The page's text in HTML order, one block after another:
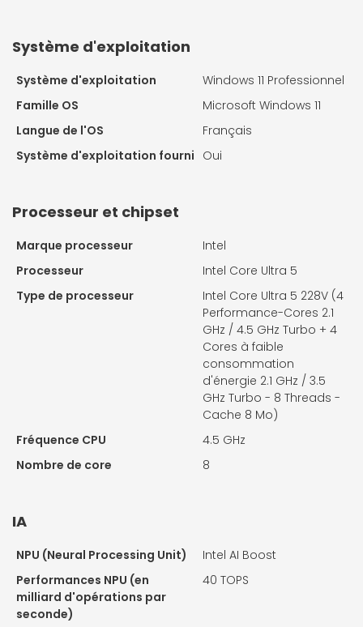
Système d'exploitation
Système d'exploitation
Windows 11 Professionnel
Famille OS
Microsoft Windows 11
Langue de l'OS
Français
Système d'exploitation fourni Oui
Processeur et chipset
Marque processeur
Intel
Processeur
Intel Core Ultra 5
Type de processeur
Intel Core Ultra 5 228V (4
Performance-Cores 2.1
GHz / 4.5 GHz Turbo + 4
Cores à faible
consommation
d'énergie 2.1 GHz / 3.5
GHz Turbo - 8 Threads -
Cache 8 Mo)
Fréquence CPU
4.5 GHz
Nombre de core
8
IA
NPU (Neural Processing Unit)
Intel AI Boost
Performances NPU (en
milliard d'opérations par
seconde)
40 TOPS